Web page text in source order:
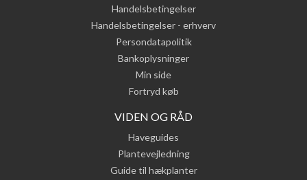
Handelsbetingelser
Handelsbetingelser - erhverv
Persondatapolitik
Bankoplysninger
Min side
Fortryd køb
VIDEN OG RÅD
Haveguides
Plantevejledning
Guide til hækplanter